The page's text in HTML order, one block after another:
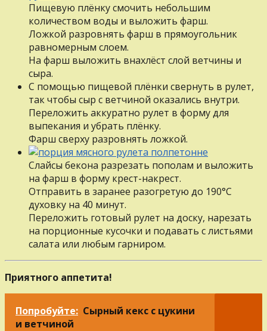
Пищевую плёнку смочить небольшим
количеством воды и выложить фарш.
Ложкой разровнять фарш в прямоугольник
равномерным слоем.
На фарш выложить внахлёст слой ветчины и
сыра.
С помощью пищевой плёнки свернуть в рулет,
так чтобы сыр с ветчиной оказались внутри.
Переложить аккуратно рулет в форму для
выпекания и убрать плёнку.
Фарш сверху разровнять ложкой.
Слайсы бекона разрезать пополам и выложить
на фарш в форму крест-накрест.
Отправить в заранее разогретую до 190°С
духовку на 40 минут.
Переложить готовый рулет на доску, нарезать
на порционные кусочки и подавать с листьями
салата или любым гарниром.
Приятного аппетита!
Попробуйте: Сырный кекс с цукини
и ветчиной